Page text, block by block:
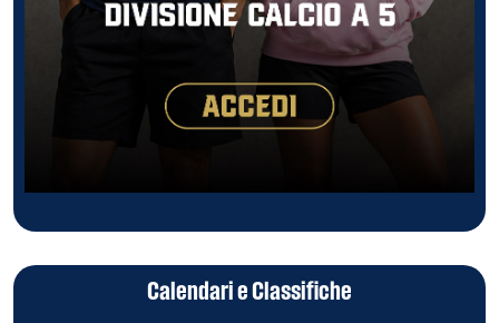
Calendari e Classifiche